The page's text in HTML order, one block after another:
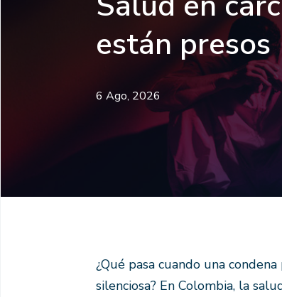
están presos
6 Ago, 2026
¿Qué pasa cuando una
silenciosa? En Colombia, la